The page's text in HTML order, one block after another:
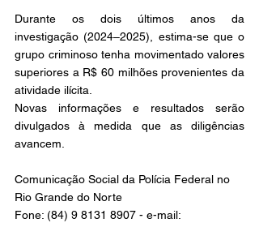
Durante os dois últimos anos da
investigação (2024–2025), estima-se que o
grupo criminoso tenha movimentado valores
superiores a R$ 60 milhões provenientes da
atividade ilícita.
Novas informações e resultados serão
divulgados à medida que as diligências
avancem.
Comunicação Social da Polícia Federal no
Rio Grande do Norte
Fone: (84) 9 8131 8907 - e-mail: